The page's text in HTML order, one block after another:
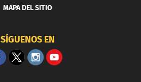
MAPA DEL SITIO
SÍGUENOS EN